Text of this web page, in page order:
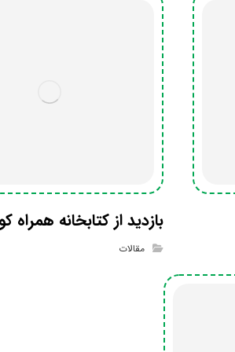
بازدید از کتابخانه همراه
مقالات